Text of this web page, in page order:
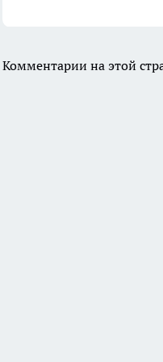
Комментарии на этой